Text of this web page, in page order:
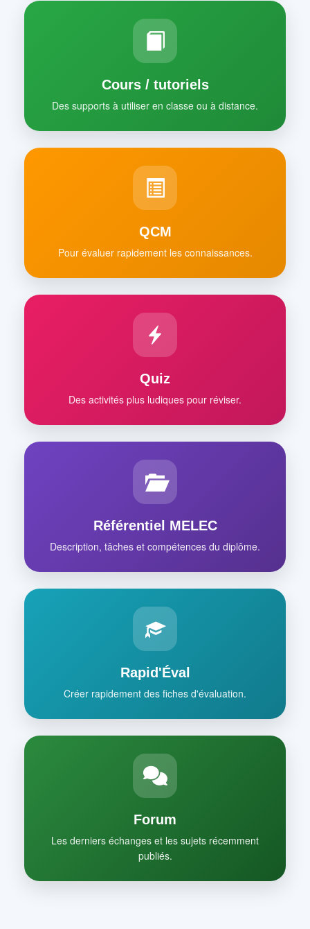
Cours / tutoriels
Des supports à utiliser en classe ou à distance.
QCM
Pour évaluer rapidement les connaissances.
Quiz
Des activités plus ludiques pour réviser.
Référentiel MELEC
Description, tâches et compétences du diplôme.
Rapid'Éval
Créer rapidement des fiches d'évaluation.
Forum
Les derniers échanges et les sujets récemment
publiés.